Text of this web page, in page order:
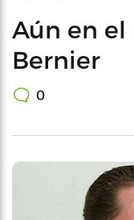
Aún en
Bernier
0